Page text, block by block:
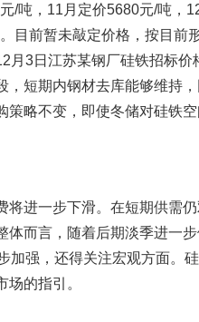
/吨，11月定价5680元/吨，
目前暂未敲定价格，按目前
月3日江苏某钢厂硅铁招标
，短期内钢材去库能够维持
策略不变，即使冬储对硅铁
将进一步下滑。在短期供需
体而言，随着后期淡季进一
加强，还得关注宏观方面。
的指引。